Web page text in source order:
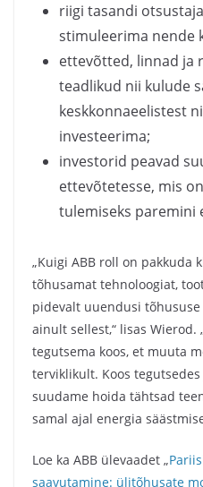
riigi tasandi
stimuleerima nende
ettevõtted, linnad ja
teadlikud nii kulude
keskkonnaeelistest
investeerima;
investorid peavad
ettevõtetesse, mis
tulemiseks paremini
„Kuigi ABB roll on pakkuda
tõhusamat tehnoloogiat,
pidevalt uuendusi
ainult sellest,“ lisas
tegutsema koos, et muuta
terviklikult. Koos
suudame hoida tähtsad
samal ajal energia
Loe ka ABB ülevaadet „
saavutamine: ülitõhusate